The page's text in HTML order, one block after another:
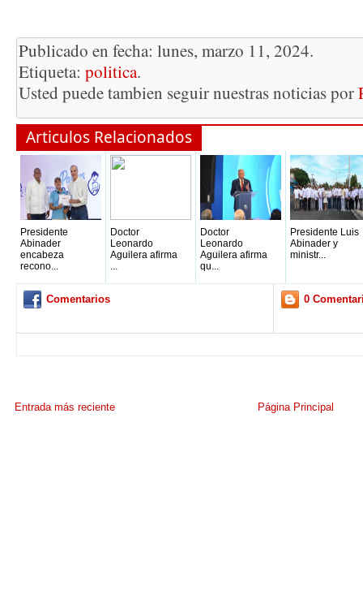
Publicado en fecha: lunes, marzo 11, 2024.
Etiqueta: politica.
Usted puede tambien seguir nuestras noticias por
Articulos Relacionados
Presidente
Abinader
encabeza
recono...
Doctor
Leonardo
Aguilera afirma
...
Doctor
Leonardo
Aguilera afirma
qu...
Presidente Luis
Abinader y
ministr...
Comentarios 0
Entrada más reciente Página Principal